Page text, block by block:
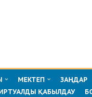
МЕКТЕП ЗАҢДАР
ҚАБЫЛДАУ